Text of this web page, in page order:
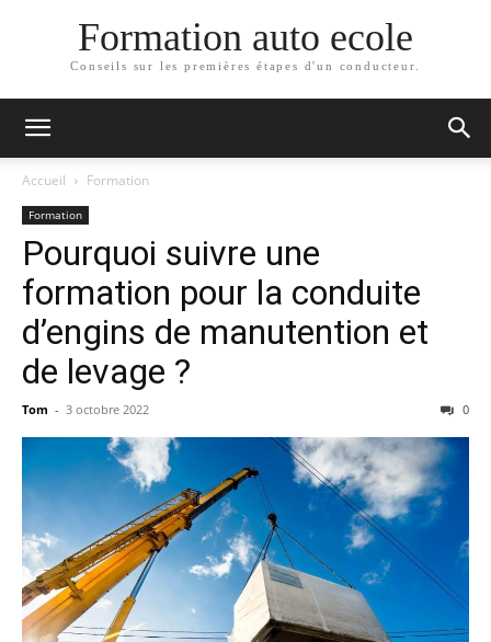
Formation auto ecole
Conseils sur les premières étapes d'un conducteur.
Accueil Formation
Formation
Pourquoi suivre une
formation pour la conduite
d’engins de manutention et
de levage ?
Tom - 3 octobre 2022 0